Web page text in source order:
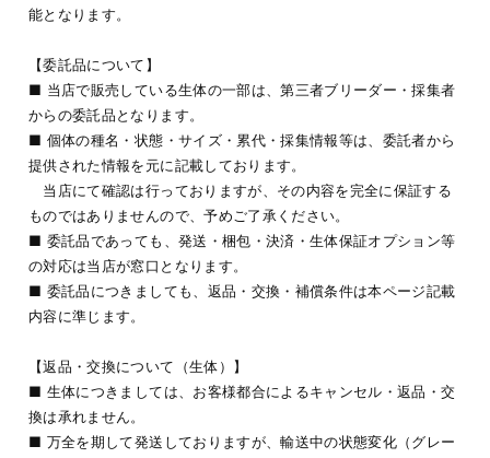
能となります。
【委託品について】
■ 当店で販売している生体の一部は、第三者ブリーダー・採集者
からの委託品となります。
■ 個体の種名・状態・サイズ・累代・採集情報等は、委託者から
提供された情報を元に記載しております。
当店にて確認は行っておりますが、その内容を完全に保証する
ものではありませんので、予めご了承ください。
■ 委託品であっても、発送・梱包・決済・生体保証オプション等
の対応は当店が窓口となります。
■ 委託品につきましても、返品・交換・補償条件は本ページ記載
内容に準じます。
【返品・交換について（生体）】
■ 生体につきましては、お客様都合によるキャンセル・返品・交
換は承れません。
■ 万全を期して発送しておりますが、輸送中の状態変化（グレー